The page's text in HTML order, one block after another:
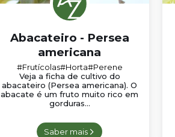
Abacateiro - Persea
americana
#Frutícolas#Horta#Perene
Veja a ficha de cultivo do
abacateiro (Persea americana). O
abacate é um fruto muito rico em
gorduras...
Saber mais